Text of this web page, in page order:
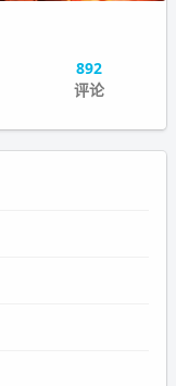
892
评论